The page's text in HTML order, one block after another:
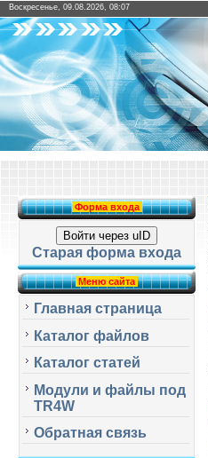
Воскресенье, 09.08.2026, 08:07
Форма входа
Войти через uID
Старая форма входа
Меню сайта
Главная страница
Каталог файлов
Каталог статей
Модули и файлы под
TR4W
Обратная связь